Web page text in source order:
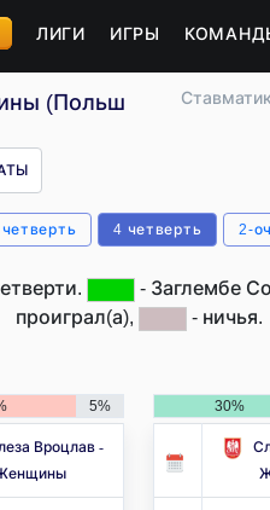
ЛИГИ ИГРЫ
(Польша) Ставматик
4 четверть 2-
- Заглембе
проиграл(а),
- ничья.
5%
Вроцлав -
30%